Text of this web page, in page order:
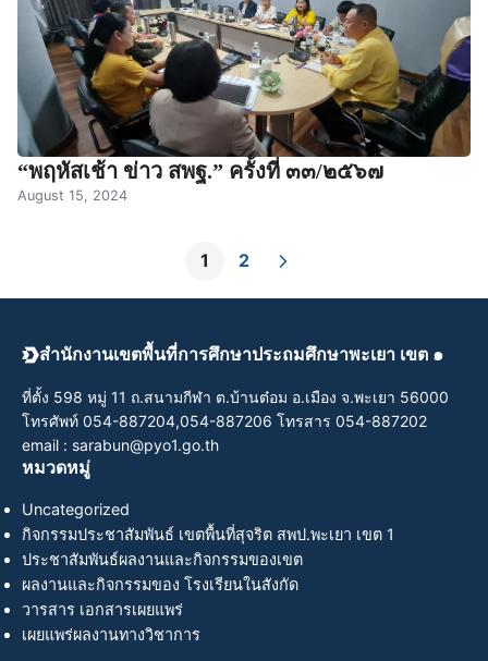
“พฤหัสเช้า ข่าว สพฐ.” ครั้งที่ ๓๓/๒๕๖๗
August 15, 2024
1 2
สำนักงานเขตพื้นที่การศึกษาประถมศึกษาพะเยา เขต ๑
ที่ตั้ง 598 หมู่ 11 ถ.สนามกีฬา ต.บ้านต๋อม อ.เมือง จ.พะเยา 56000
โทรศัพท์ 054-887204,054-887206 โทรสาร 054-887202
email : sarabun@pyo1.go.th
หมวดหมู่
Uncategorized
กิจกรรมประชาสัมพันธ์ เขตพื้นที่สุจริต สพป.พะเยา เขต 1
ประชาสัมพันธ์ผลงานและกิจกรรมของเขต
ผลงานและกิจกรรมของ โรงเรียนในสังกัด
วารสาร เอกสารเผยแพร่
เผยแพร่ผลงานทางวิชาการ